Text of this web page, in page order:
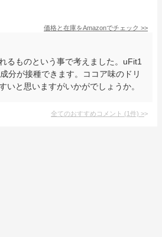
価格と在庫をAmazonでチェック >>
るものという事で考えました。uFit1
分が接種できます。ココア味のドリ
いと思いますがいかがでしょうか。
全てのおすすめコメント (1件) >